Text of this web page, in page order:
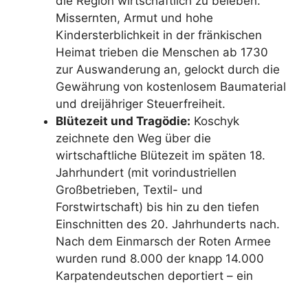
Missernten, Armut und hohe
Kindersterblichkeit in der fränkischen
Heimat trieben die Menschen ab 1730
zur Auswanderung an, gelockt durch die
Gewährung von kostenlosem Baumaterial
und dreijähriger Steuerfreiheit.
Blütezeit und Tragödie: Koschyk
zeichnete den Weg über die
wirtschaftliche Blütezeit im späten 18.
Jahrhundert (mit vorindustriellen
Großbetrieben, Textil- und
Forstwirtschaft) bis hin zu den tiefen
Einschnitten des 20. Jahrhunderts nach.
Nach dem Einmarsch der Roten Armee
wurden rund 8.000 der knapp 14.000
Karpatendeutschen deportiert – ein